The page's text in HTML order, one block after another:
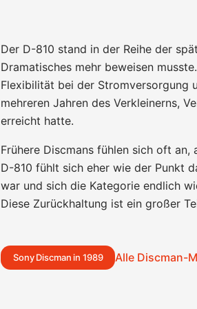
Der D-810 stand in der Reihe der
Dramatisches mehr beweisen
Flexibilität bei der Stromversorgung
mehreren Jahren des Verkleinerns,
erreicht hatte.
Frühere Discmans fühlen sich oft
D-810 fühlt sich eher wie der Punkt
war und sich die Kategorie endlich
Diese Zurückhaltung ist ein großer
Sony Discman in 1989 Alle Discman-